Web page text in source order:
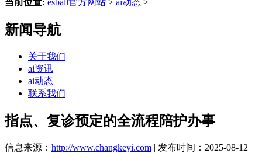
当前位置: esball官方网站 > ai动态 >
新闻导航
关于我们
ai资讯
ai动态
联系我们
指点、复诊预定的全流程陪护办事
信息来源： http://www.changkeyi.com | 发布时间：2025-08-12